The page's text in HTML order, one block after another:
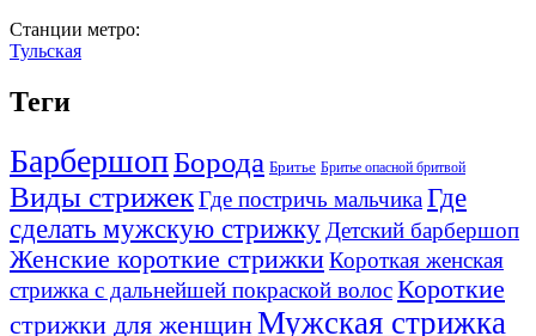
Станции метро:
Тульская
Теги
БарбершопБорода Бритье Бритье опасной бритвой
Виды стрижекГде постричь мальчикаГде
сделать мужскую стрижку Детский барбершоп
Женские короткие стрижкиКороткая женская
стрижка с дальнейшей покраской волосКороткие
стрижки для женщинМужская стрижка